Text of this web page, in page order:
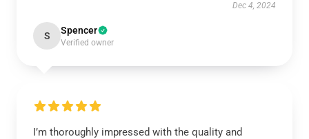
Dec 4, 2024
S Spencer
Verified owner
I’m thoroughly impressed with the quality and